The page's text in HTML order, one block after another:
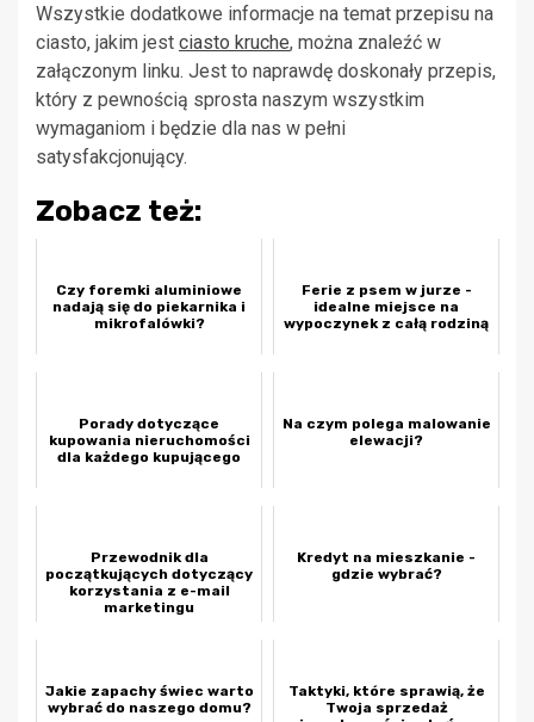
Wszystkie dodatkowe informacje na temat przepisu na
ciasto, jakim jest ciasto kruche, można znaleźć w
załączonym linku. Jest to naprawdę doskonały przepis,
który z pewnością sprosta naszym wszystkim
wymaganiom i będzie dla nas w pełni
satysfakcjonujący.
Zobacz też:
Czy foremki aluminiowe
nadają się do piekarnika i
mikrofalówki?
Ferie z psem w jurze -
idealne miejsce na
wypoczynek z całą rodziną
Porady dotyczące
kupowania nieruchomości
dla każdego kupującego
Na czym polega malowanie
elewacji?
Przewodnik dla
początkujących dotyczący
korzystania z e-mail
marketingu
Kredyt na mieszkanie -
gdzie wybrać?
Jakie zapachy świec warto
wybrać do naszego domu?
Taktyki, które sprawią, że
Twoja sprzedaż